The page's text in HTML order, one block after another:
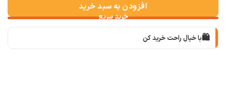
افزودن به سبد خرید
🛍️با خیال راحت خرید کن